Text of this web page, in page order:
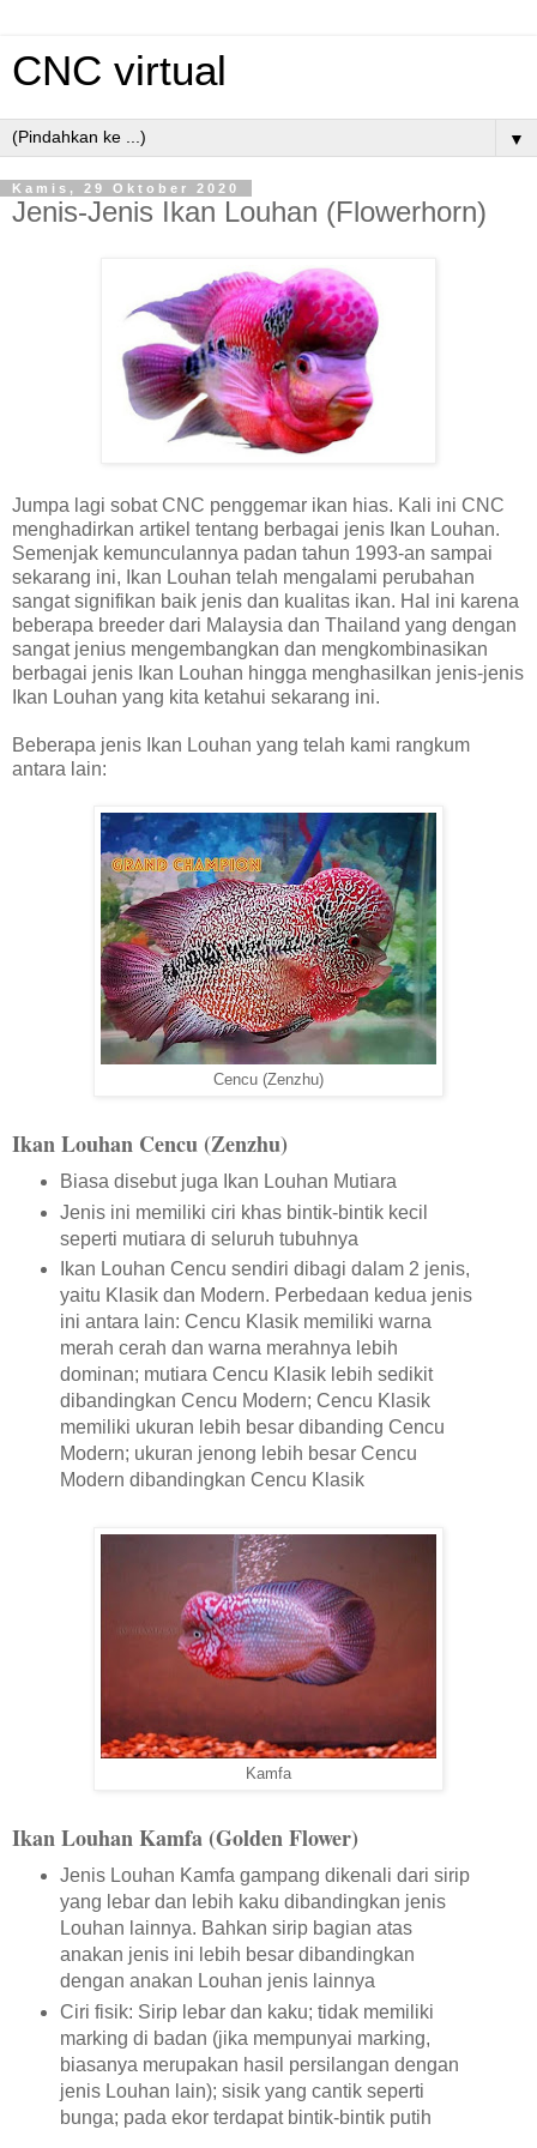
CNC virtual
▼
Kamis, 29 Oktober 2020
Jenis-Jenis Ikan Louhan (Flowerhorn)
Jumpa lagi sobat CNC penggemar ikan hias. Kali ini CNC
menghadirkan artikel tentang berbagai jenis Ikan Louhan.
Semenjak kemunculannya padan tahun 1993-an sampai
sekarang ini, Ikan Louhan telah mengalami perubahan
sangat signifikan baik jenis dan kualitas ikan. Hal ini karena
beberapa breeder dari Malaysia dan Thailand yang dengan
sangat jenius mengembangkan dan mengkombinasikan
berbagai jenis Ikan Louhan hingga menghasilkan jenis-jenis
Ikan Louhan yang kita ketahui sekarang ini.
Beberapa jenis Ikan Louhan yang telah kami rangkum
antara lain:
Cencu (Zenzhu)
Ikan Louhan Cencu (Zenzhu)
Biasa disebut juga Ikan Louhan Mutiara
Jenis ini memiliki ciri khas bintik-bintik kecil
seperti mutiara di seluruh tubuhnya
Ikan Louhan Cencu sendiri dibagi dalam 2 jenis,
yaitu Klasik dan Modern. Perbedaan kedua jenis
ini antara lain: Cencu Klasik memiliki warna
merah cerah dan warna merahnya lebih
dominan; mutiara Cencu Klasik lebih sedikit
dibandingkan Cencu Modern; Cencu Klasik
memiliki ukuran lebih besar dibanding Cencu
Modern; ukuran jenong lebih besar Cencu
Modern dibandingkan Cencu Klasik
Kamfa
Ikan Louhan Kamfa (Golden Flower)
Jenis Louhan Kamfa gampang dikenali dari sirip
yang lebar dan lebih kaku dibandingkan jenis
Louhan lainnya. Bahkan sirip bagian atas
anakan jenis ini lebih besar dibandingkan
dengan anakan Louhan jenis lainnya
Ciri fisik: Sirip lebar dan kaku; tidak memiliki
marking di badan (jika mempunyai marking,
biasanya merupakan hasil persilangan dengan
jenis Louhan lain); sisik yang cantik seperti
bunga; pada ekor terdapat bintik-bintik putih